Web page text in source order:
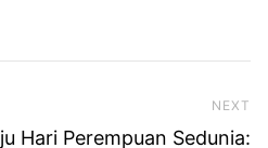
NEXT
Hari Perempuan Sedunia: